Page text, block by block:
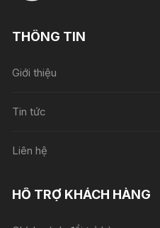
THÔNG TIN
Giới thiệu
Tin tức
Liên hệ
HỖ TRỢ KHÁCH HÀNG